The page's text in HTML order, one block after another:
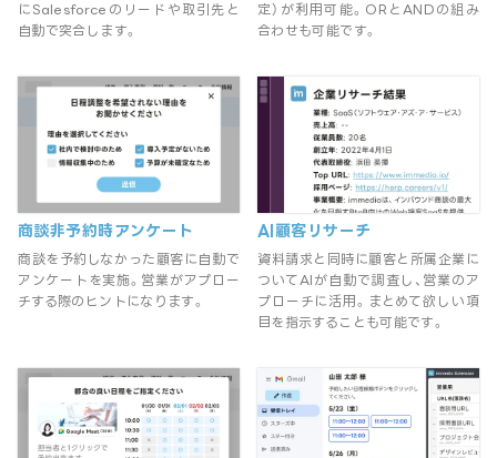
にSalesforceのリードや取引先と
自動で突合します。
定）が利用可能。ORとANDの組み
合わせも可能です。
商談非予約時アンケート
商談を予約しなかった顧客に自動で
アンケートを実施。営業がアプロー
チする際のヒントになります。
AI顧客リサーチ
資料請求と同時に顧客と所属企業に
ついてAIが自動で調査し、営業のア
プローチに活用。まとめて欲しい項
目を指示することも可能です。